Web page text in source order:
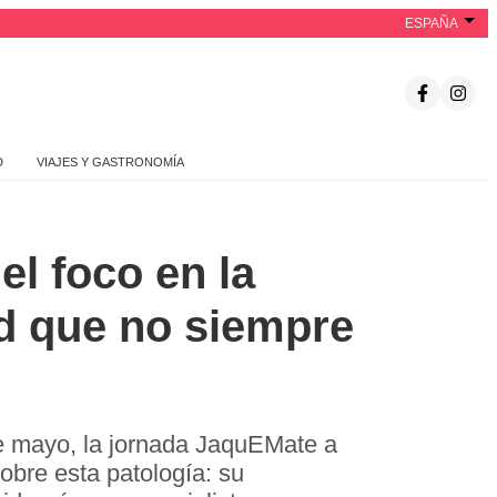
ESPAÑA
VIAJES Y GASTRONOMÍA
foco en la
que no siempre
la jornada JaquEMate a
esta patología: su